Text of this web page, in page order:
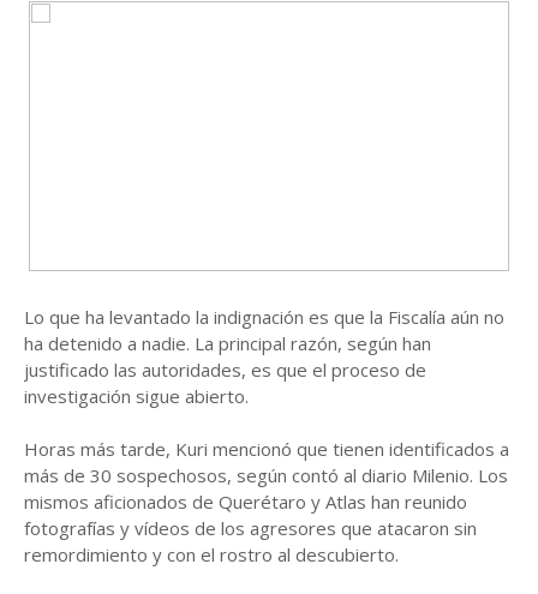
Lo que ha levantado la indignación es que la Fiscalía aún no
ha detenido a nadie. La principal razón, según han
justificado las autoridades, es que el proceso de
investigación sigue abierto.
Horas más tarde, Kuri mencionó que tienen identificados a
más de 30 sospechosos, según contó al diario Milenio. Los
mismos aficionados de Querétaro y Atlas han reunido
fotografías y vídeos de los agresores que atacaron sin
remordimiento y con el rostro al descubierto.